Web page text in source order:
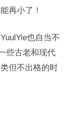
再小了！
也自当不
些古老和现代
但不出格的时